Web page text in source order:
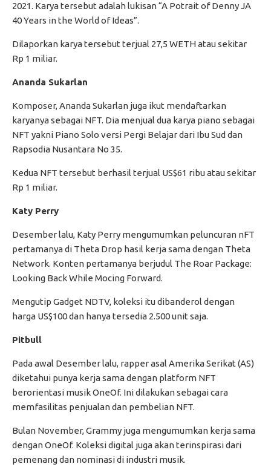
2021. Karya tersebut adalah lukisan “A Potrait of Denny JA
40 Years in the World of Ideas”.
Dilaporkan karya tersebut terjual 27,5 WETH atau sekitar
Rp 1 miliar.
Ananda Sukarlan
Komposer, Ananda Sukarlan juga ikut mendaftarkan
karyanya sebagai NFT. Dia menjual dua karya piano sebagai
NFT yakni Piano Solo versi Pergi Belajar dari Ibu Sud dan
Rapsodia Nusantara No 35.
Kedua NFT tersebut berhasil terjual US$61 ribu atau sekitar
Rp 1 miliar.
Katy Perry
Desember lalu, Katy Perry mengumumkan peluncuran nFT
pertamanya di Theta Drop hasil kerja sama dengan Theta
Network. Konten pertamanya berjudul The Roar Package:
Looking Back While Mocing Forward.
Mengutip Gadget NDTV, koleksi itu dibanderol dengan
harga US$100 dan hanya tersedia 2.500 unit saja.
Pitbull
Pada awal Desember lalu, rapper asal Amerika Serikat (AS)
diketahui punya kerja sama dengan platform NFT
berorientasi musik OneOf. Ini dilakukan sebagai cara
memfasilitas penjualan dan pembelian NFT.
Bulan November, Grammy juga mengumumkan kerja sama
dengan OneOf. Koleksi digital juga akan terinspirasi dari
pemenang dan nominasi di industri musik.